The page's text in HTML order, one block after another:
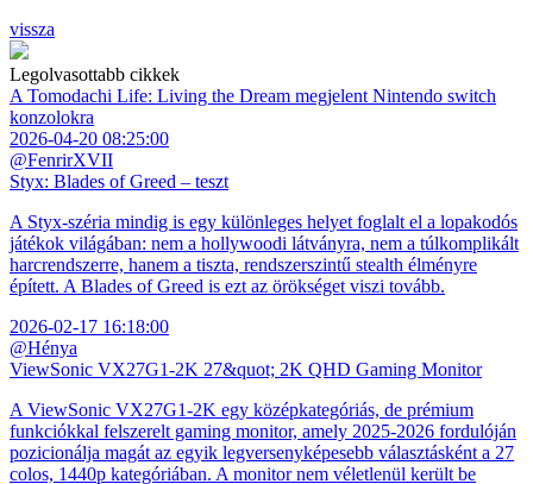
vissza
Legolvasottabb cikkek
A Tomodachi Life: Living the Dream megjelent Nintendo switch
konzolokra
2026-04-20 08:25:00
@FenrirXVII
Styx: Blades of Greed – teszt
A Styx-széria mindig is egy különleges helyet foglalt el a lopakodós
játékok világában: nem a hollywoodi látványra, nem a túlkomplikált
harcrendszerre, hanem a tiszta, rendszerszintű stealth élményre
épített. A Blades of Greed is ezt az örökséget viszi tovább.
2026-02-17 16:18:00
@Hénya
ViewSonic VX27G1-2K 27&quot; 2K QHD Gaming Monitor
A ViewSonic VX27G1-2K egy középkategóriás, de prémium
funkciókkal felszerelt gaming monitor, amely 2025-2026 fordulóján
pozicionálja magát az egyik legversenyképesebb választásként a 27
colos, 1440p kategóriában. A monitor nem véletlenül került be